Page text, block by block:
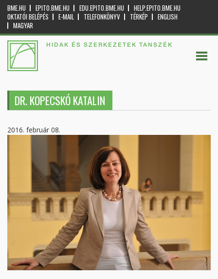
BME.HU EPITO.BME.HU EDU.EPITO.BME.HU
HELP.EPITO.BME.HU
OKTATÓI BELÉPÉS
E-MAIL TELEFONKÖNYV TÉRKÉP
ENGLISH
MAGYAR
HIDAK ÉS SZERKEZETEK TANSZÉK
DR. KOPECSKÓ KATALIN
2016. február 08.